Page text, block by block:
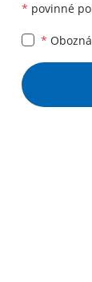
* povinné
*
Google